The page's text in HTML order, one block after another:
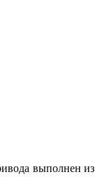
выполнен из